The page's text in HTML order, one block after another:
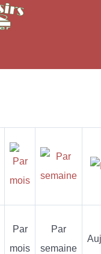
Par
mois
Par
semaine